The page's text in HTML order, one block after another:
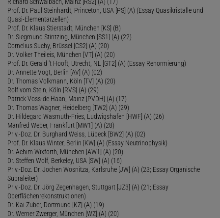
Prof. Dr. Paul Steinhardt, Princeton, USA [PS] (A) (Essay Quasikristalle und
Quasi-Elementarzellen)
Prof. Dr. Klaus Stierstadt, München [KS] (B)
Dr. Siegmund Stintzing, München [SS1] (A) (22)
Cornelius Suchy, Brüssel [CS2] (A) (20)
Dr. Volker Theileis, München [VT] (A) (20)
Prof. Dr. Gerald 't Hooft, Utrecht, NL [GT2] (A) (Essay Renormierung)
Dr. Annette Vogt, Berlin [AV] (A) (02)
Dr. Thomas Volkmann, Köln [TV] (A) (20)
Rolf vom Stein, Köln [RVS] (A) (29)
Patrick Voss-de Haan, Mainz [PVDH] (A) (17)
Dr. Thomas Wagner, Heidelberg [TW2] (A) (29)
Dr. Hildegard Wasmuth-Fries, Ludwigshafen [HWF] (A) (26)
Manfred Weber, Frankfurt [MW1] (A) (28)
Priv.-Doz. Dr. Burghard Weiss, Lübeck [BW2] (A) (02)
Prof. Dr. Klaus Winter, Berlin [KW] (A) (Essay Neutrinophysik)
Dr. Achim Wixforth, München [AW1] (A) (20)
Dr. Steffen Wolf, Berkeley, USA [SW] (A) (16)
Priv.-Doz. Dr. Jochen Wosnitza, Karlsruhe [JW] (A) (23; Essay Organische
Supraleiter)
Priv.-Doz. Dr. Jörg Zegenhagen, Stuttgart [JZ3] (A) (21; Essay
Oberflächenrekonstruktionen)
Dr. Kai Zuber, Dortmund [KZ] (A) (19)
Dr. Werner Zwerger, München [WZ] (A) (20)